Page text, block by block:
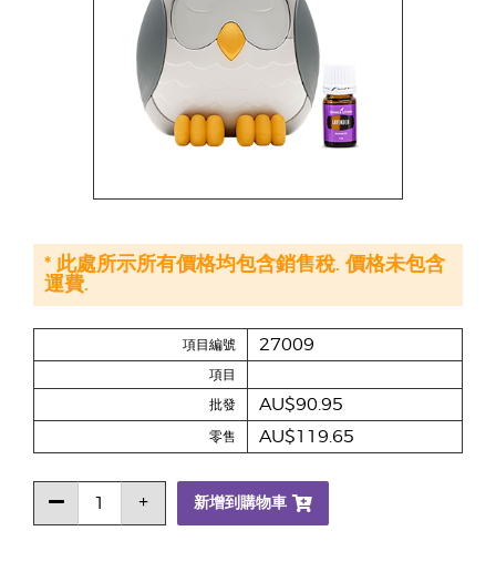
項目編號 27009
項目
批發 AU$90.95
零售 AU$119.65
新增到購物車
* 此處所示所有價格均包含銷售稅. 價格未包含
運費.